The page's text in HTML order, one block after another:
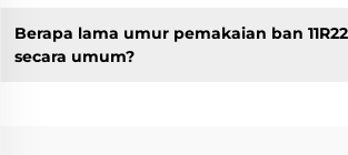
Berapa lama umur pemakaian ban
secara umum?